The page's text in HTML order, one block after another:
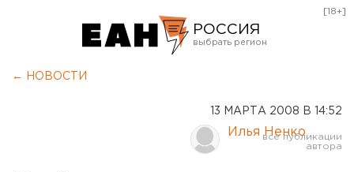
РОССИЯ
Курган
Оренбург
[18+]
← НОВОСТИ
13 МАРТА 2008 В 14:52
Илья Ненко